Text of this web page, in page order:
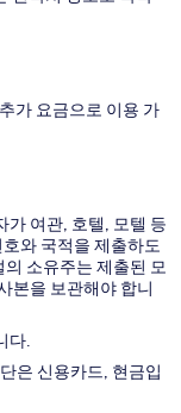
가 요금으로 이용 가
가 여관, 호텔, 모텔 등
와 국적을 제출하도
소유주는 제출된 모
본을 보관해야 합니
다.
은 신용카드, 현금입